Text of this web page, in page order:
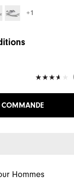
+1
COMMANDE
Hommes